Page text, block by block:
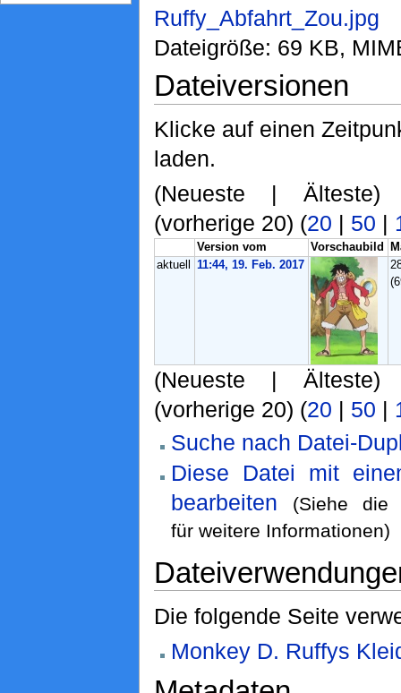
Ruffy_Abfahrt_Zou.jpg
Dateigröße: 69 KB,
Dateiversionen
Klicke auf einen
laden.
(Neueste | Älteste)
(vorherige 20) (20 | 50 |
Version vom Vorschaubild
aktuell
11:44, 19. Feb. 2017
(Neueste | Älteste)
(vorherige 20) (20 | 50 |
Suche nach Datei-
Diese Datei mit
bearbeiten
(Siehe
für weitere Informationen)
Die folgende Seite
Monkey D. Ruffys